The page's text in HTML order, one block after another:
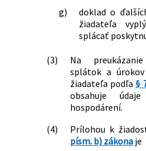
g)
doklad o
žiadateľa
splácať
(3)
Na
splátok a
žiadateľa podľa§
obsahuje
hospodárení.
(4)
Prílohou k
písm. b) zákonaje